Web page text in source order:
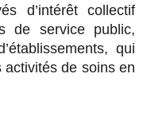
d’intérêt collectif
de service public,
qui
de soins en